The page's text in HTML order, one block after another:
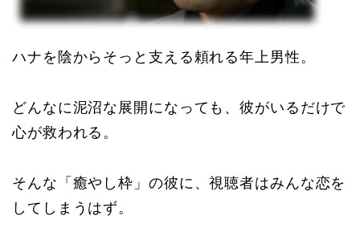
ハナを陰からそっと支える頼れる年上男性。
どんなに泥沼な展開になっても、彼がいるだけで
心が救われる。
そんな「癒やし枠」の彼に、視聴者はみんな恋を
してしまうはず。